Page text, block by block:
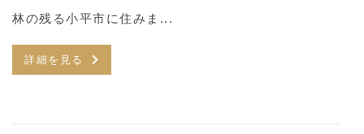
林の残る小平市に住みま...
詳細を見る